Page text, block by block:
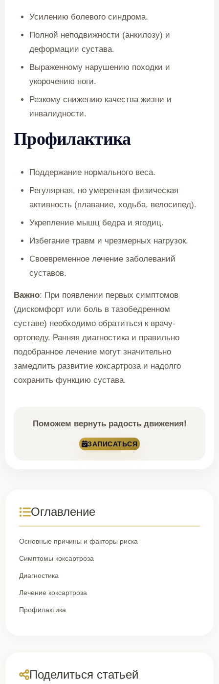
Усилению болевого синдрома.
Полной неподвижности (анкилозу) и
деформации сустава.
Выраженному нарушению походки и
укорочению ноги.
Резкому снижению качества жизни и
инвалидности.
Профилактика
Поддержание нормального веса.
Регулярная, но умеренная физическая
активность (плавание, ходьба, велосипед).
Укрепление мышц бедра и ягодиц.
Избегание травм и чрезмерных нагрузок.
Своевременное лечение заболеваний
суставов.
Важно: При появлении первых симптомов
(дискомфорт или боль в тазобедренном
суставе) необходимо обратиться к врачу-
ортопеду. Ранняя диагностика и правильно
подобранное лечение могут значительно
замедлить развитие коксартроза и надолго
сохранить функцию сустава.
Поможем вернуть радость движения!
ЗАПИСАТЬСЯ
Оглавление
Основные причины и факторы риска
Симптомы коксартроза
Диагностика
Лечение коксартроза
Профилактика
Поделиться статьей